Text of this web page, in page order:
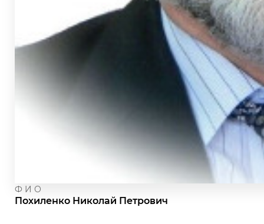
Ф И О
Похиленко Николай Петрович